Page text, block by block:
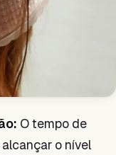
O tempo de
o nível